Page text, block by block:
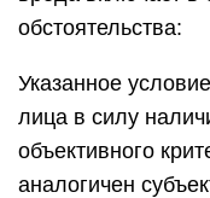
обстоятельства:
Указанное
лица в силу
объективного
аналогичен